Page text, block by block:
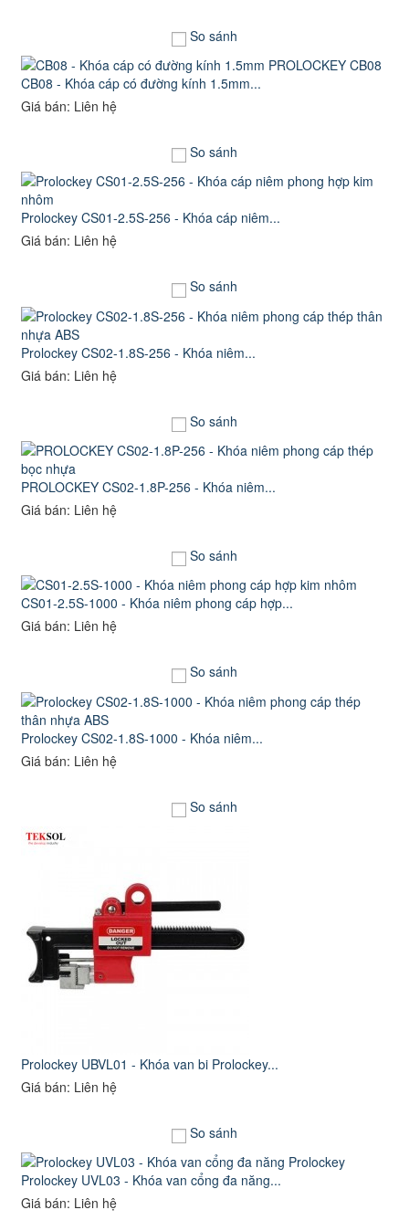
So sánh
CB08 - Khóa cáp có đường kính 1.5mm...
Giá bán: Liên hệ
So sánh
Prolockey CS01-2.5S-256 - Khóa cáp niêm...
Giá bán: Liên hệ
So sánh
Prolockey CS02-1.8S-256 - Khóa niêm...
Giá bán: Liên hệ
So sánh
PROLOCKEY CS02-1.8P-256 - Khóa niêm...
Giá bán: Liên hệ
So sánh
CS01-2.5S-1000 - Khóa niêm phong cáp hợp...
Giá bán: Liên hệ
So sánh
Prolockey CS02-1.8S-1000 - Khóa niêm...
Giá bán: Liên hệ
So sánh
Prolockey UBVL01 - Khóa van bi Prolockey...
Giá bán: Liên hệ
So sánh
Prolockey UVL03 - Khóa van cổng đa năng...
Giá bán: Liên hệ